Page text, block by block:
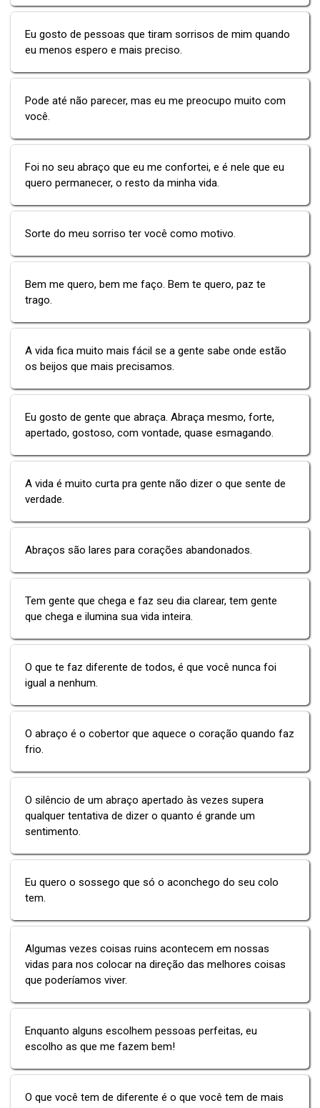
Eu gosto de pessoas que tiram sorrisos de mim quando
eu menos espero e mais preciso.
Pode até não parecer, mas eu me preocupo muito com
você.
Foi no seu abraço que eu me confortei, e é nele que eu
quero permanecer, o resto da minha vida.
Sorte do meu sorriso ter você como motivo.
Bem me quero, bem me faço. Bem te quero, paz te
trago.
A vida fica muito mais fácil se a gente sabe onde estão
os beijos que mais precisamos.
Eu gosto de gente que abraça. Abraça mesmo, forte,
apertado, gostoso, com vontade, quase esmagando.
A vida é muito curta pra gente não dizer o que sente de
verdade.
Abraços são lares para corações abandonados.
Tem gente que chega e faz seu dia clarear, tem gente
que chega e ilumina sua vida inteira.
O que te faz diferente de todos, é que você nunca foi
igual a nenhum.
O abraço é o cobertor que aquece o coração quando faz
frio.
O silêncio de um abraço apertado às vezes supera
qualquer tentativa de dizer o quanto é grande um
sentimento.
Eu quero o sossego que só o aconchego do seu colo
tem.
Algumas vezes coisas ruins acontecem em nossas
vidas para nos colocar na direção das melhores coisas
que poderíamos viver.
Enquanto alguns escolhem pessoas perfeitas, eu
escolho as que me fazem bem!
O que você tem de diferente é o que você tem de mais